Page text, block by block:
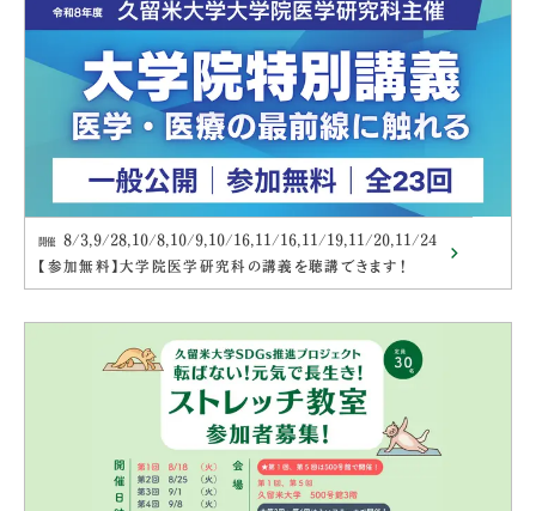
開催
8/3,9/28,10/8,10/9,10/16,11/16,11/19,11/20,11/24
【参加無料】大学院医学研究科の講義を聴講できます！